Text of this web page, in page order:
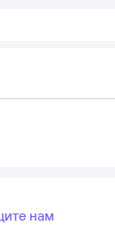
нам